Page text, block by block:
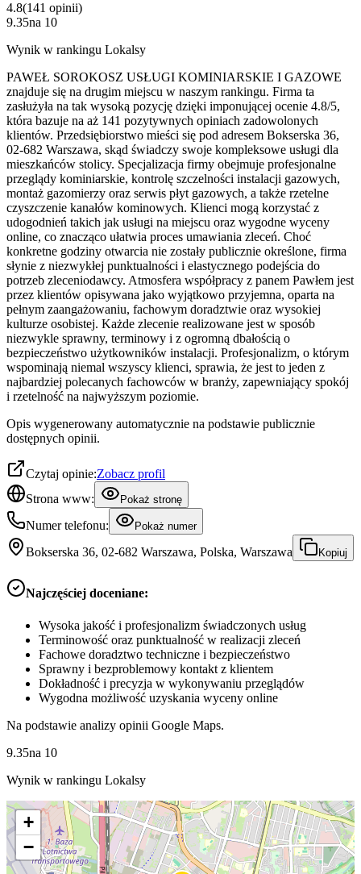
4.8(141 opinii)
9.35na 10
Wynik w rankingu Lokalsy
PAWEŁ SOROKOSZ USŁUGI KOMINIARSKIE I GAZOWE
znajduje się na drugim miejscu w naszym rankingu. Firma ta
zasłużyła na tak wysoką pozycję dzięki imponującej ocenie 4.8/5,
która bazuje na aż 141 pozytywnych opiniach zadowolonych
klientów. Przedsiębiorstwo mieści się pod adresem Bokserska 36,
02-682 Warszawa, skąd świadczy swoje kompleksowe usługi dla
mieszkańców stolicy. Specjalizacja firmy obejmuje profesjonalne
przeglądy kominiarskie, kontrolę szczelności instalacji gazowych,
montaż gazomierzy oraz serwis płyt gazowych, a także rzetelne
czyszczenie kanałów kominowych. Klienci mogą korzystać z
udogodnień takich jak usługi na miejscu oraz wygodne wyceny
online, co znacząco ułatwia proces umawiania zleceń. Choć
konkretne godziny otwarcia nie zostały publicznie określone, firma
słynie z niezwykłej punktualności i elastycznego podejścia do
potrzeb zleceniodawcy. Atmosfera współpracy z panem Pawłem jest
przez klientów opisywana jako wyjątkowo przyjemna, oparta na
pełnym zaangażowaniu, fachowym doradztwie oraz wysokiej
kulturze osobistej. Każde zlecenie realizowane jest w sposób
niezwykle sprawny, terminowy i z ogromną dbałością o
bezpieczeństwo użytkowników instalacji. Profesjonalizm, o którym
wspominają niemal wszyscy klienci, sprawia, że jest to jeden z
najbardziej polecanych fachowców w branży, zapewniający spokój
i rzetelność na najwyższym poziomie.
Opis wygenerowany automatycznie na podstawie publicznie
dostępnych opinii.
Czytaj opinie:Zobacz profil
Strona www:
Pokaż stronę
Numer telefonu: Pokaż numer
Bokserska 36, 02-682 Warszawa, Polska, Warszawa Kopiuj
Najczęściej doceniane:
Wysoka jakość i profesjonalizm świadczonych usług
Terminowość oraz punktualność w realizacji zleceń
Fachowe doradztwo techniczne i bezpieczeństwo
Sprawny i bezproblemowy kontakt z klientem
Dokładność i precyzja w wykonywaniu przeglądów
Wygodna możliwość uzyskania wyceny online
Na podstawie analizy opinii Google Maps.
9.35na 10
Wynik w rankingu Lokalsy
+
−